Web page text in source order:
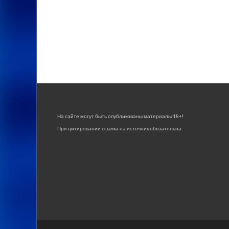
На сайте могут быть опубликованы материалы 18+!
При цитировании ссылка на источник обязательна.